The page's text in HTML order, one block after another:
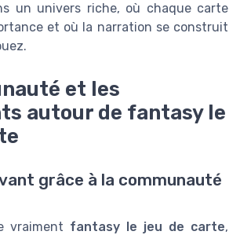
un univers riche, où chaque carte
et où la narration se construit
et les
autour de fantasy le
grâce à la communauté
vraiment fantasy le jeu de carte,